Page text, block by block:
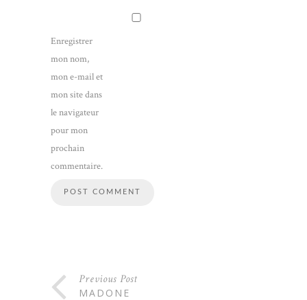
Enregistrer
mon nom,
mon e-mail et
mon site dans
le navigateur
pour mon
prochain
commentaire.
Previous Post
MADONE